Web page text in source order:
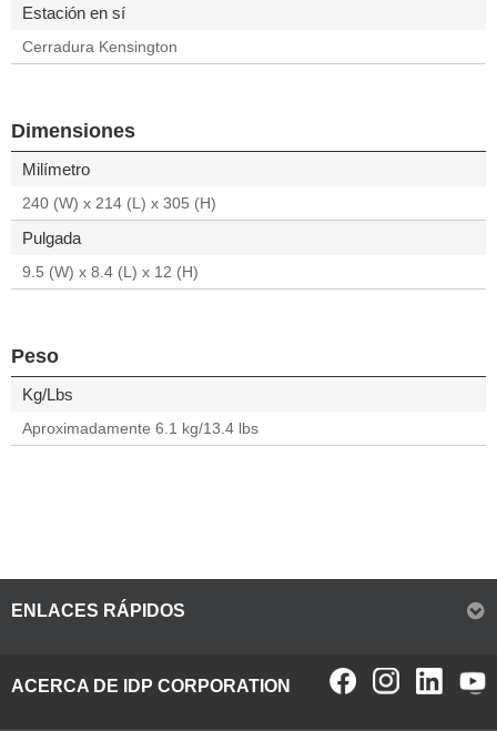
Estación en sí
Cerradura Kensington
Dimensiones
Milímetro
240 (W) x 214 (L) x 305 (H)
Pulgada
9.5 (W) x 8.4 (L) x 12 (H)
Peso
Kg/Lbs
Aproximadamente 6.1 kg/13.4 lbs
ENLACES RÁPIDOS
ACERCA DE IDP CORPORATION